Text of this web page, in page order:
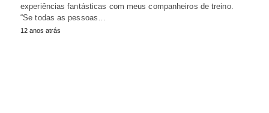
experiências fantásticas com meus companheiros de treino.
“Se todas as pessoas…
12 anos atrás